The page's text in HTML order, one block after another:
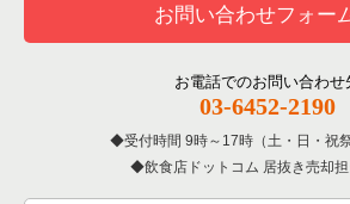
洋食の居抜き売却物件の案件一覧
その他の居抜き売却物件の案件一覧
大阪市東住吉区の飲食店の居抜き売却物件の
門真市の飲食店の居抜き売却物件の案件一覧
大阪市天王寺区の飲食店の居抜き売却物件
大阪府の居酒屋・ダイニングバーの居抜き
大阪府の和食の居抜き売却物件の案件一覧
大阪府の洋食の居抜き売却物件の案件一覧
大阪府のその他の居抜き売却物件の案件一
お問い合わせフォー
お電話でのお問い合わせ
03-6452-2190
受付時間 9時～17時（土・日・祝
飲食店ドットコム 居抜き売却